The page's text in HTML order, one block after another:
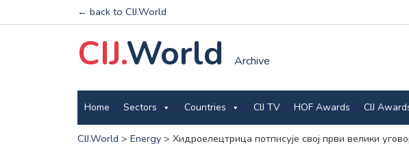
← back to CIJ.World
CIJ.World Archive
Home Sectors Countries CIJ TV HOF Awards CIJ
CIJ.World > Energy> Хидроелецтрица потписује свој први велики